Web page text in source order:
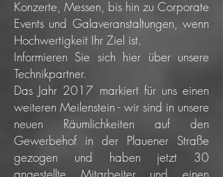
Konzerte, Messen, bis hin zu Corporate
Events und Galaveranstaltungen, wenn
Hochwertigkeit Ihr Ziel ist.
Informieren Sie sich hier über unsere
Technikpartner.
Das Jahr 2017 markiert für uns einen
weiteren Meilenstein - wir sind in unsere
neuen Räumlichkeiten auf den
Gewerbehof in der Plauener Straße
gezogen und haben jetzt 30